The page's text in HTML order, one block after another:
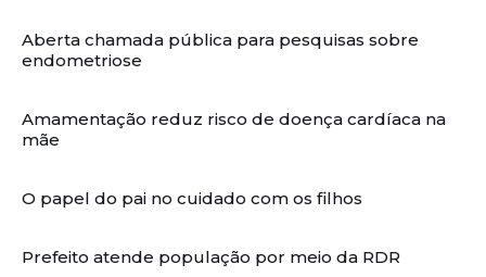
Aberta chamada pública para pesquisas sobre
endometriose
Amamentação reduz risco de doença cardíaca na
mãe
O papel do pai no cuidado com os filhos
Prefeito atende população por meio da RDR